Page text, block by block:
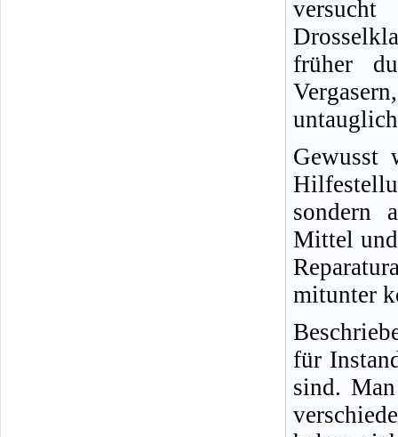
früher
Gewusst
sondern
Mittel und
mitunter
für
sind.